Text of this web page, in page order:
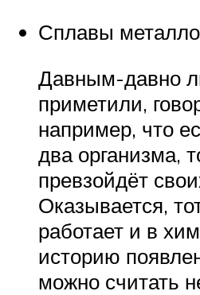
Сплавы
Давным-давно
приметили,
например, что
два организма,
превзойдёт
Оказывается,
работает и в
историю
можно считать